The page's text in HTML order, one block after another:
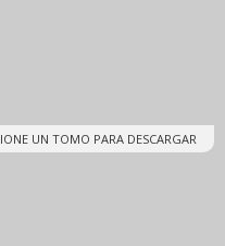
UN TOMO PARA DESCARGAR